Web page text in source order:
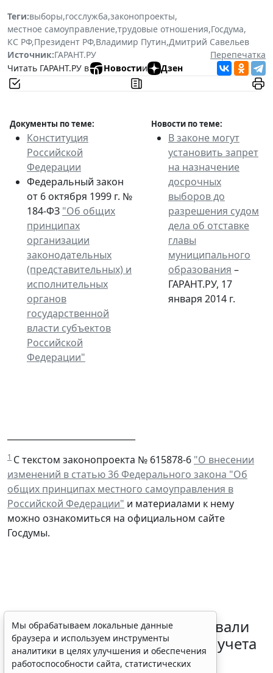
Теги:выборы,госслужба,законопроекты,
местное самоуправление,трудовые отношения,Госдума,
КС РФ,Президент РФ,Владимир Путин,Дмитрий Савельев
Источник:ГАРАНТ.РУ
Перепечатка
Читать ГАРАНТ.РУ в
Новостии Дзен
Документы по теме: Новости по теме:
Конституция
Российской
Федерации
Федеральный закон
от 6 октября 1999 г. №
184-ФЗ "Об общих
принципах
организации
законодательных
(представительных) и
исполнительных
органов
государственной
власти субъектов
Российской
Федерации"
В законе могут
установить запрет
на назначение
досрочных
выборов до
разрешения судом
дела об отставке
главы
муниципального
образования –
ГАРАНТ.РУ, 17
января 2014 г.
1 С текстом законопроекта № 615878-6 "О внесении
изменений в статью 36 Федерального закона "Об
общих принципах местного самоуправления в
Российской Федерации" и материалами к нему
можно ознакомиться на официальном сайте
Госдумы.
Депутаты Госдумы инициировали
ужесточение миграционного учета
в регионах
Мы обрабатываем локальные данные
браузера и используем инструменты
аналитики в целях улучшения и обеспечения
работоспособности сайта, статистических